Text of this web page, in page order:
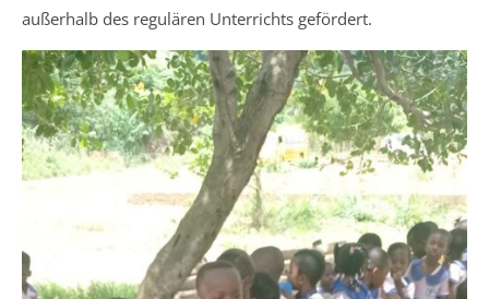
außerhalb des regulären Unterrichts gefördert.